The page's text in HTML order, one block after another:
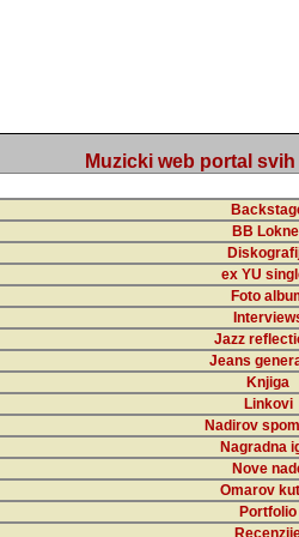
Muzicki web portal
BB
ex YU
Foto
Jazz
Jeans
Knjiga
Linkovi
Nadirov
Nagradna
Nove
Omarov
Portfolio